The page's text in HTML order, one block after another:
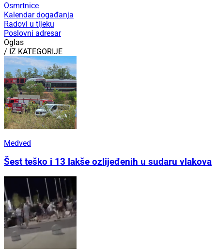
Osmrtnice
Kalendar događanja
Radovi u tijeku
Poslovni adresar
Oglas
/ IZ KATEGORIJE
Medved
Šest teško i 13 lakše ozlijeđenih u sudaru vlakova